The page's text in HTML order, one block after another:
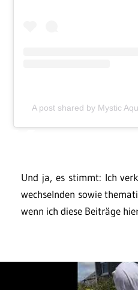
A post shared by Mystic
Und ja, es stimmt: Ich
wechselnden sowie
wenn ich diese Beiträge